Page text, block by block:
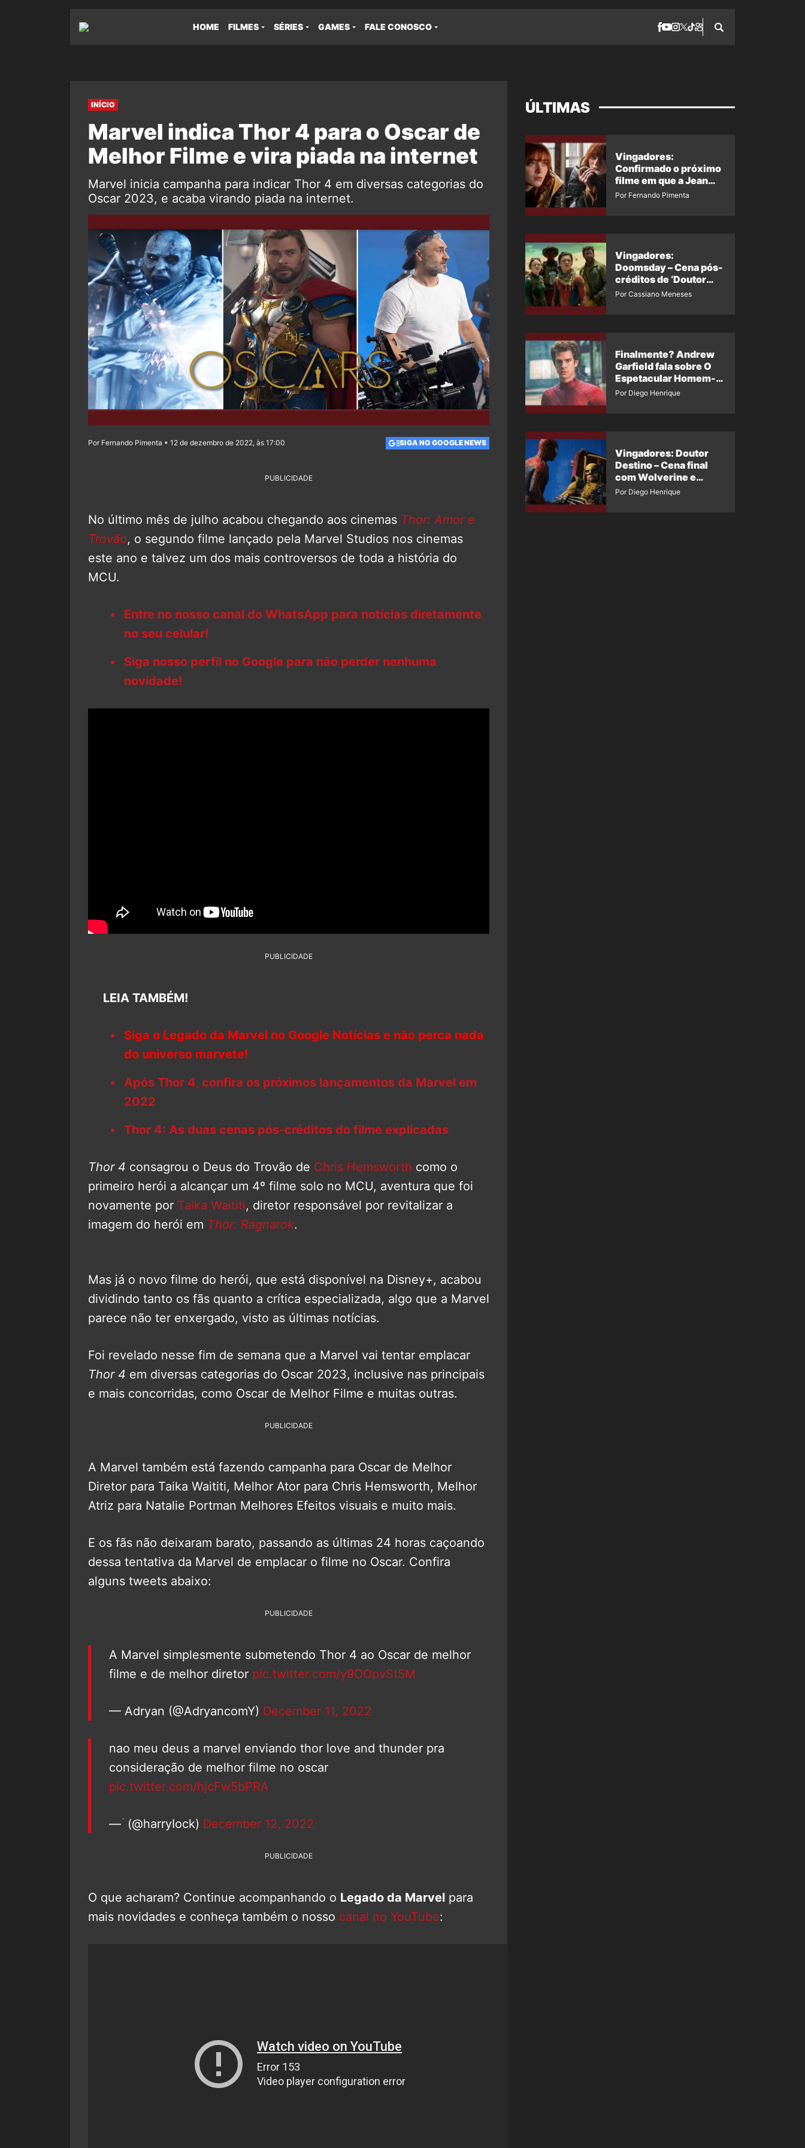
HOME FILMES SÉRIES GAMES FALE CONOSCO
INÍCIO
Marvel indica Thor 4 para o Oscar de
Melhor Filme e vira piada na internet
Marvel inicia campanha para indicar Thor 4 em diversas categorias do
Oscar 2023, e acaba virando piada na internet.
Por Fernando Pimenta • 12 de dezembro de 2022, às 17:00 SIGA NO GOOGLE NEWS
PUBLICIDADE
No último mês de julho acabou chegando aos cinemas Thor: Amor e
Trovão, o segundo filme lançado pela Marvel Studios nos cinemas
este ano e talvez um dos mais controversos de toda a história do
MCU.
Entre no nosso canal do WhatsApp para notícias diretamente
no seu celular!
Siga nosso perfil no Google para não perder nenhuma
novidade!
PUBLICIDADE
LEIA TAMBÉM!
Siga o Legado da Marvel no Google Notícias e não perca nada
do universo marvete!
Após Thor 4, confira os próximos lançamentos da Marvel em
2022
Thor 4: As duas cenas pós-créditos do filme explicadas
Thor 4 consagrou o Deus do Trovão de Chris Hemsworth como o
primeiro herói a alcançar um 4º filme solo no MCU, aventura que foi
novamente por Taika Waititi, diretor responsável por revitalizar a
imagem do herói em Thor: Ragnarok.
Mas já o novo filme do herói, que está disponível na Disney+, acabou
dividindo tanto os fãs quanto a crítica especializada, algo que a Marvel
parece não ter enxergado, visto as últimas notícias.
Foi revelado nesse fim de semana que a Marvel vai tentar emplacar
Thor 4 em diversas categorias do Oscar 2023, inclusive nas principais
e mais concorridas, como Oscar de Melhor Filme e muitas outras.
PUBLICIDADE
A Marvel também está fazendo campanha para Oscar de Melhor
Diretor para Taika Waititi, Melhor Ator para Chris Hemsworth, Melhor
Atriz para Natalie Portman Melhores Efeitos visuais e muito mais.
E os fãs não deixaram barato, passando as últimas 24 horas caçoando
dessa tentativa da Marvel de emplacar o filme no Oscar. Confira
alguns tweets abaixo:
PUBLICIDADE
A Marvel simplesmente submetendo Thor 4 ao Oscar de melhor
filme e de melhor diretor pic.twitter.com/y9OOpvSt5M
— Adryan (@AdryancomY) December 11, 2022
nao meu deus a marvel enviando thor love and thunder pra
consideração de melhor filme no oscar
pic.twitter.com/hjcFw5bPRA
— ؘ (@harryIock) December 12, 2022
PUBLICIDADE
O que acharam? Continue acompanhando o Legado da Marvel para
mais novidades e conheça também o nosso canal no YouTube:
ÚLTIMAS
Vingadores:
Confirmado o próximo
filme em que a Jean
Grey irá aparecer
Por Fernando Pimenta
Vingadores:
Doomsday – Cena pós-
créditos de ‘Doutor
Destino’ é revelada
Por Cassiano Meneses
Finalmente? Andrew
Garfield fala sobre O
Espetacular Homem-
Aranha 3
Por Diego Henrique
Vingadores: Doutor
Destino – Cena final
com Wolverine e
Homem-Aranha de
Por Diego Henrique